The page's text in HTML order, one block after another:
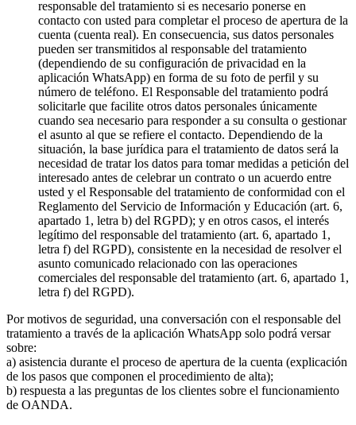
responsable del tratamiento si es necesario ponerse en
contacto con usted para completar el proceso de apertura de la
cuenta (cuenta real). En consecuencia, sus datos personales
pueden ser transmitidos al responsable del tratamiento
(dependiendo de su configuración de privacidad en la
aplicación WhatsApp) en forma de su foto de perfil y su
número de teléfono. El Responsable del tratamiento podrá
solicitarle que facilite otros datos personales únicamente
cuando sea necesario para responder a su consulta o gestionar
el asunto al que se refiere el contacto. Dependiendo de la
situación, la base jurídica para el tratamiento de datos será la
necesidad de tratar los datos para tomar medidas a petición del
interesado antes de celebrar un contrato o un acuerdo entre
usted y el Responsable del tratamiento de conformidad con el
Reglamento del Servicio de Información y Educación (art. 6,
apartado 1, letra b) del RGPD); y en otros casos, el interés
legítimo del responsable del tratamiento (art. 6, apartado 1,
letra f) del RGPD), consistente en la necesidad de resolver el
asunto comunicado relacionado con las operaciones
comerciales del responsable del tratamiento (art. 6, apartado 1,
letra f) del RGPD).
Por motivos de seguridad, una conversación con el responsable del
tratamiento a través de la aplicación WhatsApp solo podrá versar
sobre:
a) asistencia durante el proceso de apertura de la cuenta (explicación
de los pasos que componen el procedimiento de alta);
b) respuesta a las preguntas de los clientes sobre el funcionamiento
de OANDA.